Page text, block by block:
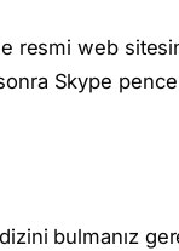
resmi web
Skype
bulmanız